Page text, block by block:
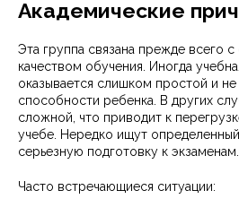
Академические
Эта группа связана прежде всего
качеством обучения. Иногда
оказывается слишком простой и не
способности ребенка. В других
сложной, что приводит к
учебе. Нередко ищут
серьезную подготовку к экзаменам.
Часто встречающиеся ситуации: